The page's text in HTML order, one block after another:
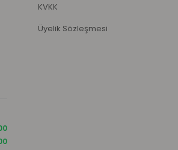
KVKK
Üyelik Sözleşmesi